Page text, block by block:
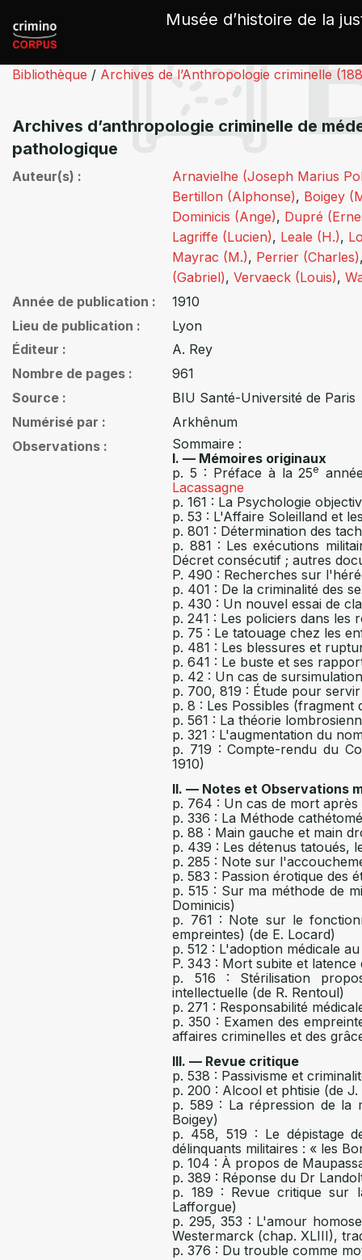
Musée d’histoire de la
Bibliothèque / Archives de l’Anthropologie criminelle
Archives d’anthropologie criminelle de
pathologique
Auteur(s)
Arnavielhe (Joseph Marius
Bertillon (Alphonse), Boigey
Dominicis (Ange), Dupré
Lagriffe (Lucien), Leale (H.),
Mayrac (M.), Perrier (Charles)
(Gabriel),Vervaeck (Louis),
Année de publication
1910
Lieu de publication
Lyon
Éditeur
A. Rey
Nombre de pages
961
Source
BIU Santé-Université de Paris
Numérisé par
Arkhênum
Observations
Sommaire :
I. — Mémoires originaux
p. 5 : Préface à la 25e
Lacassagne
p. 161 : La Psychologie
p. 53 : L'Affaire Soleilland et
p. 801 : Détermination des
p. 881 : Les exécutions
Décret consécutif ; autres
P. 490 : Recherches sur
p. 401 : De la criminalité des
p. 430 : Un nouvel essai de
p. 241 : Les policiers dans les
p. 75 : Le tatouage chez les
p. 481 : Les blessures et
p. 641 : Le buste et ses
p. 42 : Un cas de
p. 700, 819 : Étude pour
p. 8 : Les Possibles (fragment
p. 561 : La théorie
p. 321 : L'augmentation du
p. 719 : Compte-rendu du
1910)
II. — Notes et Observations
p. 764 : Un cas de mort
p. 336 : La Méthode
p. 88 : Main gauche et main
p. 439 : Les détenus tatoués,
p. 285 : Note sur
p. 583 : Passion érotique des
p. 515 : Sur ma méthode de
Dominicis)
p. 761 : Note sur le
empreintes) (de E. Locard)
p. 512 : L'adoption médicale
P. 343 : Mort subite et
p. 516 : Stérilisation
intellectuelle (de R. Rentoul)
p. 271 : Responsabilité
p. 350 : Examen des
affaires criminelles et des
III. — Revue critique
p. 538 : Passivisme et
p. 200 : Alcool et phtisie (de
p. 589 : La répression de la
Boigey)
p. 458, 519 : Le dépistage
délinquants militaires : « les
p. 104 : À propos de
p. 389 : Réponse du Dr
p. 189 : Revue critique sur
Lafforgue)
p. 295, 353 : L'amour
Westermarck (chap. XLIII),
p. 376 : Du trouble comme
Panneau de gestion des cookies